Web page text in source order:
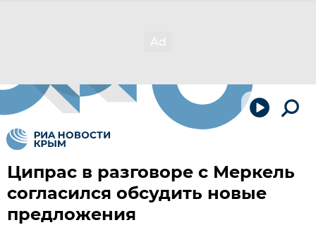
Ципрас в разговоре с Меркель
согласился обсудить новые
предложения